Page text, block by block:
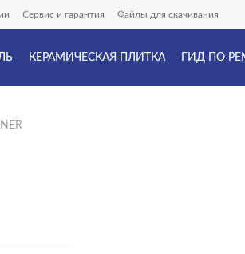
Сервис и гарантия Файлы для скачивания
КЕРАМИЧЕСКАЯ ПЛИТКА ГИД ПО